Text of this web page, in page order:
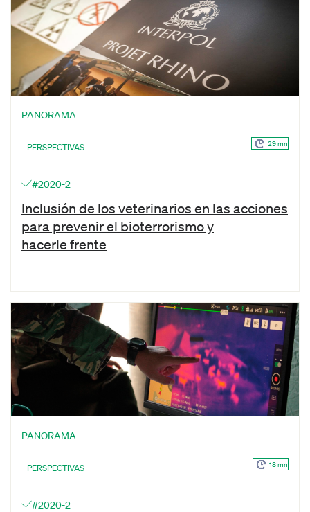
PANORAMA
PERSPECTIVAS 29 mn
#2020-2
Inclusión de los veterinarios en las acciones
para prevenir el bioterrorismo y
hacerle frente
PANORAMA
PERSPECTIVAS 18 mn
#2020-2